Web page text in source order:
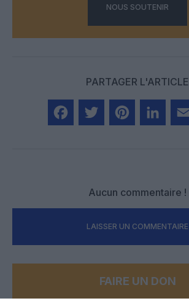
NOUS SOUTENIR
PARTAGER L'ARTICLE
Aucun commentaire !
LAISSER UN COMMENTAIRE
FAIRE UN DON